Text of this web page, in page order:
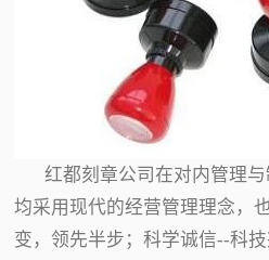
红都刻章公司在对内管理与
均采用现代的经营管理理念，
变，领先半步；科学诚信--科